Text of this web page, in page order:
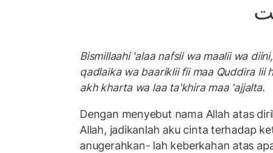
Bismillaahi 'alaa nafsii wa maalii wa
qadlaika wa baariklii fii maa Quddira lii
akh kharta wa laa ta'khira maa 'ajjalta.
Dengan menyebut nama Allah atas
Allah, jadikanlah aku cinta terhadap
anugerahkan- lah keberkahan atas